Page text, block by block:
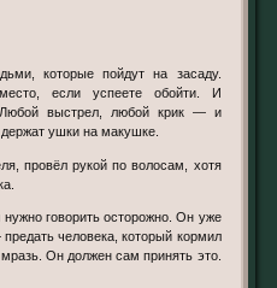
если успеете обойти. И
выстрел, любой крик — и
держат ушки на макушке.
человека, который кормил
Он должен сам принять это.